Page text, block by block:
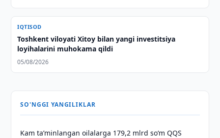
IQTISOD
Toshkent viloyati Xitoy bilan yangi investitsiya
loyihalarini muhokama qildi
05/08/2026
SO'NGGI YANGILIKLAR
Kam taʼminlangan oilalarga 179,2 mlrd so‘m QQS